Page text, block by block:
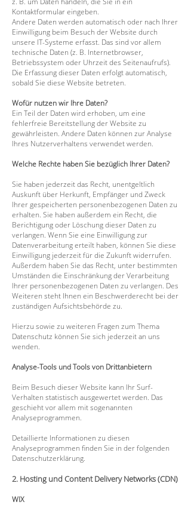
Kontaktformular eingeben.
Andere Daten werden automatisch oder nach Ihrer
Einwilligung beim Besuch der Website durch
unsere IT-Systeme erfasst. Das sind vor allem
technische Daten (z. B. Internetbrowser,
Betriebssystem oder Uhrzeit des Seitenaufrufs).
Die Erfassung dieser Daten erfolgt automatisch,
sobald Sie diese Website betreten.
Wofür nutzen wir Ihre Daten?
Ein Teil der Daten wird erhoben, um eine
fehlerfreie Bereitstellung der Website zu
gewährleisten. Andere Daten können zur Analyse
Ihres Nutzerverhaltens verwendet werden.
Welche Rechte haben Sie bezüglich Ihrer Daten?
Sie haben jederzeit das Recht, unentgeltlich
Auskunft über Herkunft, Empfänger und Zweck
Ihrer gespeicherten personenbezogenen Daten zu
erhalten. Sie haben außerdem ein Recht, die
Berichtigung oder Löschung dieser Daten zu
verlangen. Wenn Sie eine Einwilligung zur
Datenverarbeitung erteilt haben, können Sie diese
Einwilligung jederzeit für die Zukunft widerrufen.
Außerdem haben Sie das Recht, unter bestimmten
Umständen die Einschränkung der Verarbeitung
Ihrer personenbezogenen Daten zu verlangen. Des
Weiteren steht Ihnen ein Beschwerderecht bei der
zuständigen Aufsichtsbehörde zu.
Hierzu sowie zu weiteren Fragen zum Thema
Datenschutz können Sie sich jederzeit an uns
wenden.
Analyse-Tools und Tools von Drittanbietern
Beim Besuch dieser Website kann Ihr Surf-
Verhalten statistisch ausgewertet werden. Das
geschieht vor allem mit sogenannten
Analyseprogrammen.
Detaillierte Informationen zu diesen
Analyseprogrammen finden Sie in der folgenden
Datenschutzerklärung.
2. Hosting und Content Delivery Networks (CDN)
WIX